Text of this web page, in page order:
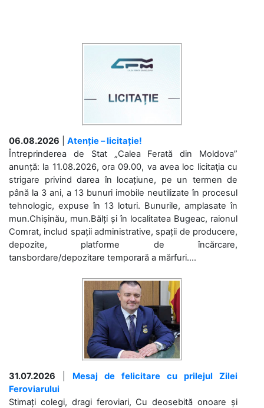
06.08.2026
Atenție – licitație!
Întreprinderea de Stat „Calea Ferată din Moldova”
anunță: la 11.08.2026, ora 09.00, va avea loc licitaţia cu
strigare privind darea în locațiune, pe un termen de
până la 3 ani, a 13 bunuri imobile neutilizate în procesul
tehnologic, expuse în 13 loturi. Bunurile, amplasate în
mun.Chișinău, mun.Bălți și în localitatea Bugeac, raionul
Comrat, includ spații administrative, spații de producere,
depozite, platforme de încărcare,
tansbordare/depozitare temporară a mărfuri....
31.07.2026
Mesaj de felicitare cu prilejul Zilei
Feroviarului
Stimați colegi, dragi feroviari, Cu deosebită onoare și